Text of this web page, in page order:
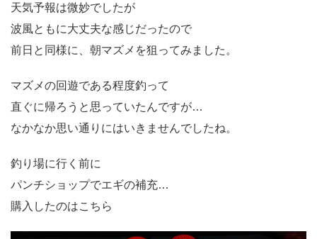
天気予報は微妙でしたが
波風ともに大丈夫な感じだったので
前日と同様に、朝マズメを狙ってみました。
マズメの回遊である程度釣って
直ぐに帰ろうと思っていたんですが…
なかなか思い通りにはいきませんでしたね。
釣り場に行く前に
パンチショップでエギの補充…
購入したのはこちら